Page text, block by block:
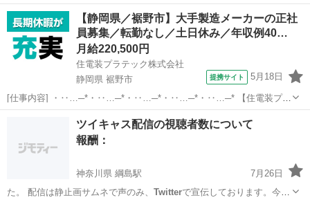
【静岡県／裾野市】大手製造メーカーの正社
員募集／転勤なし／土日休み／年収例40…
月給220,500円
住電装プラテック株式会社
静岡県 裾野市
提携サイト 5月18日
[仕事内容] ・‥…─*・‥…─*・‥…─*・‥…─*・‥…─* 【住電装プラ
テック株式会社】 当社では、 自動車の情報を伝達する重要な役割を果
たしている、 ワイヤーハーネスの配線の分岐や接続を担うコネクタの
製造を成形・プ...
工場
ツイキャス配信の視聴者数について
報酬：
神奈川県 綱島駅
7月26日
た。 配信は静止画サムネで声のみ、 Twitterで宣伝しております。今日